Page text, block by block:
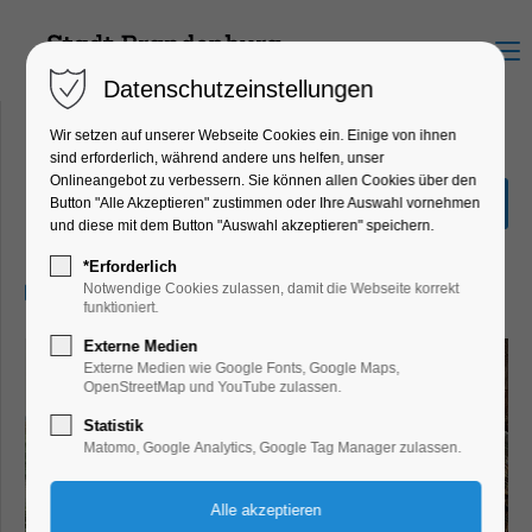
Menu
Wir können auch anders
Kino
18.07.2026, 20:00–22:00
Datenschutzeinstellungen
Wir setzen auf unserer Webseite Cookies ein. Einige von ihnen
sind erforderlich, während andere uns helfen, unser
Onlineangebot zu verbessern. Sie können allen Cookies über den
Button "Alle Akzeptieren" zustimmen oder Ihre Auswahl vornehmen
und diese mit dem Button "Auswahl akzeptieren" speichern.
*Erforderlich
Notwendige Cookies zulassen, damit die Webseite korrekt
funktioniert.
Externe Medien
Externe Medien wie Google Fonts, Google Maps,
OpenStreetMap und YouTube zulassen.
Statistik
Matomo, Google Analytics, Google Tag Manager zulassen.